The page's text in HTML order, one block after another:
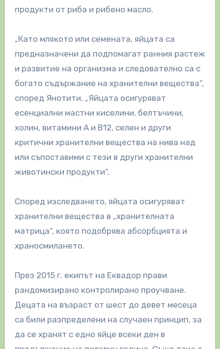
продукти от риба и рибено масло.
„Като млякото или семената, яйцата са
предназначени да подпомагат ранния растеж
и развитие на организма и следователно са с
богато съдържание на хранителни вещества“,
според Янотити. „Яйцата осигуряват
есенциални мастни киселини, белтъчини,
холин, витамини А и В12, селен и други
критични хранителни вещества на нива над
или съпоставими с тези в други хранителни
животински продукти“.
Според изследването, яйцата осигуряват
хранителни вещества в „хранителната
матрица“, която подобрява абсорбцията и
храносмилането.
През 2015 г. екипът на Еквадор прави
рандомизирано контролирано проучване.
Децата на възраст от шест до девет месеца
са били разпределени на случаен принцип, за
да се хранят с едно яйце всеки ден в